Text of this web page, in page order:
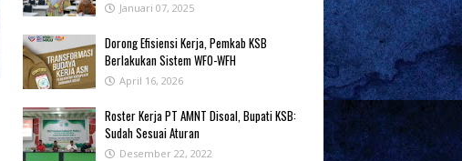
Januari 07, 2025
‎Dorong Efisiensi Kerja, Pemkab KSB
Berlakukan Sistem WFO-WFH ‎
April 16, 2026
Roster Kerja PT AMNT Disoal, Bupati KSB:
Sudah Sesuai Aturan
Desember 22, 2022